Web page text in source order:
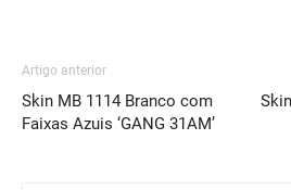
Artigo anterior
Skin MB 1114 Branco com
Faixas Azuis ‘GANG 31AM’